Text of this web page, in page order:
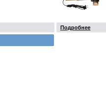
Подробнее